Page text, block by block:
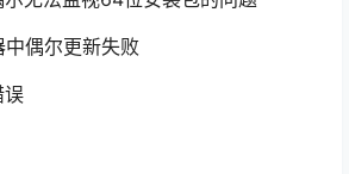
偶尔更新失败
误